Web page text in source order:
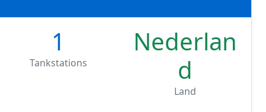
1
Tankstations
Nederlan
d
Land